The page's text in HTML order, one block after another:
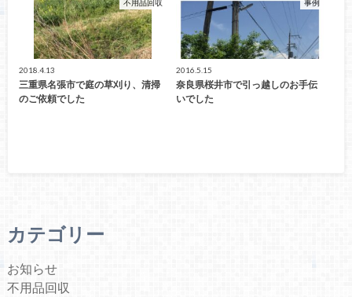
不用品回収
2018.4.13
三重県名張市で庭の草刈り、清掃
のご依頼でした
事例
2016.5.15
奈良県桜井市で引っ越しのお手伝
いでした
カテゴリー
お知らせ
不用品回収